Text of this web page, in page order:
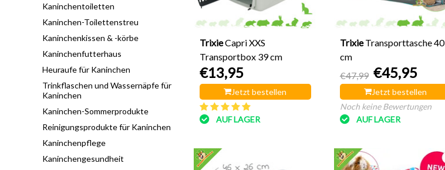
Kaninchentoiletten
Kaninchen-Toilettenstreu
Kaninchenkissen & -körbe
Kaninchenfutterhaus
Heuraufe für Kaninchen
Trinkflaschen und Wassernäpfe für
Kaninchen
Kaninchen-Sommerprodukte
Reinigungsprodukte für Kaninchen
Kaninchenpflege
Kaninchengesundheit
TrixieCapri XXS
Transportbox 39 cm
€13,95
Jetzt bestellen
AUF LAGER
Trixie Transporttasche 40
cm
€47,99 €45,95
Jetzt bestellen
Noch keine Bewertungen
AUF LAGER